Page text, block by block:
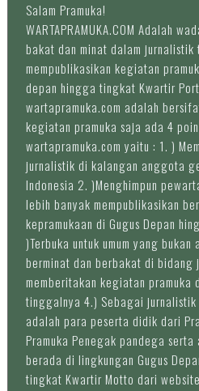
Salam Pramuka!
WARTAPRAMUKA.COM Adalah
bakat dan minat dalam jurnalistik
mempublikasikan kegiatan
depan hingga tingkat Kwartir
wartapramuka.com adalah
kegiatan pramuka saja ada 4
wartapramuka.com yaitu : 1. )
jurnalistik di kalangan anggota
Indonesia 2. )Menghimpun
lebih banyak mempublikasikan
kepramukaan di Gugus Depan
)Terbuka untuk umum yang
berminat dan berbakat di bidang
memberitakan kegiatan pramuka
tinggalnya 4.) Sebagai
adalah para peserta didik dari
Pramuka Penegak pandega
berada di lingkungan Gugus
tingkat Kwartir Motto dari